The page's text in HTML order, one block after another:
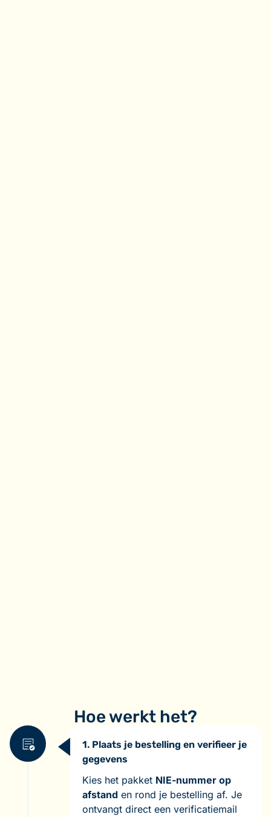
Hoe werkt het?
1. Plaats je bestelling en verifieer je
gegevens
Kies het pakket NIE-nummer op
afstand en rond je bestelling af. Je
ontvangt direct een verificatiemail